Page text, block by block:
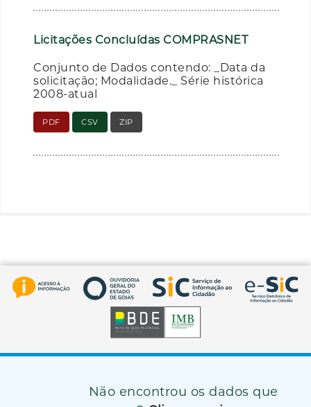
Licitações Concluídas COMPRASNET
Conjunto de Dados contendo: _Data da
solicitação; Modalidade._ Série histórica
2008-atual
PDF CSV ZIP
Não encontrou os dados que